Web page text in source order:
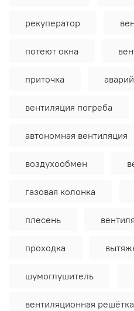
рекуператор
потеют окна
приточка
вентиляция погреба
автономная вентиляция
воздухообмен
газовая колонка
плесень
проходка
шумоглушитель
вентиляционная решётка